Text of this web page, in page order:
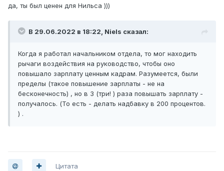
да, ты был ценен для Нильса )))
В 29.06.2022 в 18:22, Niels сказал:
Когда я работал начальником отдела, то мог находить
рычаги воздействия на руководство, чтобы оно
повышало зарплату ценным кадрам. Разумеется, были
пределы (такое повышение зарплаты - не на
бесконечность) , но в 3 (три! ) раза повышать зарплату -
получалось. (То есть - делать надбавку в 200 процентов.
) .
Цитата